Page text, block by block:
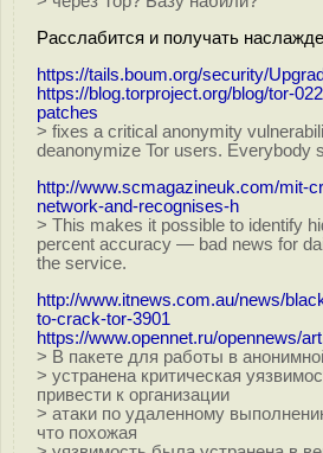
Расслабится и получать
https://tails.boum.org/security/
https://blog.torproject.org/blog/tor-
patches
> fixes a critical anonymity
deanonymize Tor users. Everybody
http://www.scmagazineuk.com/mit-
network-and-recognises-h
> This makes it possible to identify
percent accuracy — bad news for
the service.
http://www.itnews.com.au/news/
to-crack-tor-3901
https://www.opennet.ru/opennews/
> В пакете для работы в
> устранена критическая
привести к организации
> атаки по удаленному
что похожая